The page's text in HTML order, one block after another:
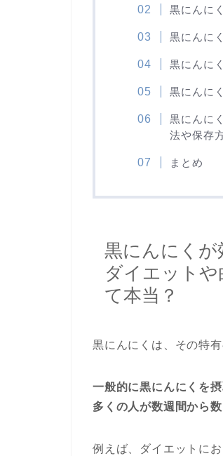
黒にんに
黒にんに
黒にんに
黒にんに
黒にんに
法や保存
まとめ
黒にんにく
ダイエット
て本当？
黒にんにくは、その特
一般的に黒にんにくを
多くの人が数週間から
例えば、ダイエットに